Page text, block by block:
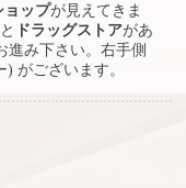
ョップが見えてきま
ドラッグストアがあ
進み下さい。右手側
がございます。